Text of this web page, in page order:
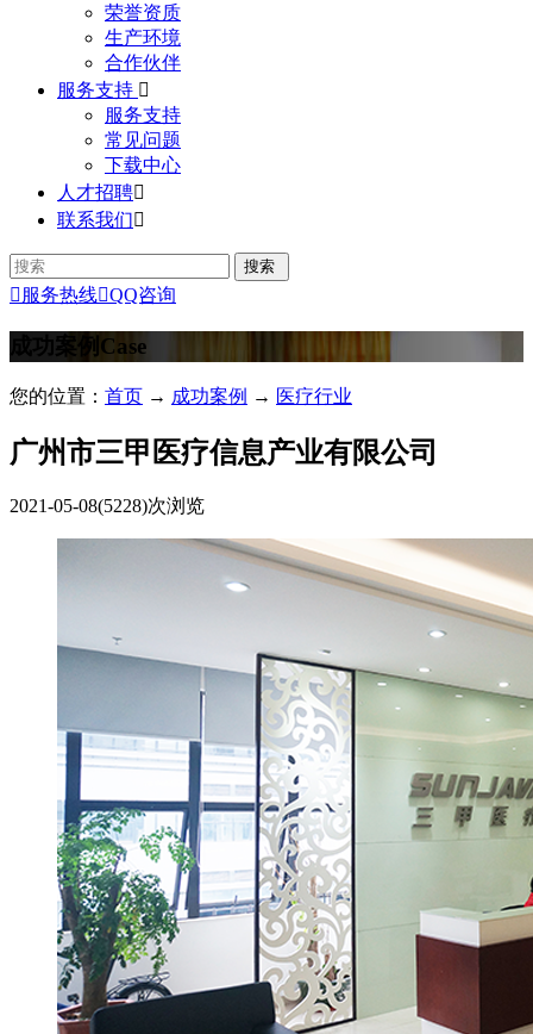
荣誉资质
生产环境
合作伙伴
服务支持 
服务支持
常见问题
下载中心
人才招聘
联系我们
 服务热线QQ咨询
成功案例 Case
您的位置： 首页 → 成功案例 → 医疗行业
广州市三甲医疗信息产业有限公司
2021-05-08(5228)次浏览